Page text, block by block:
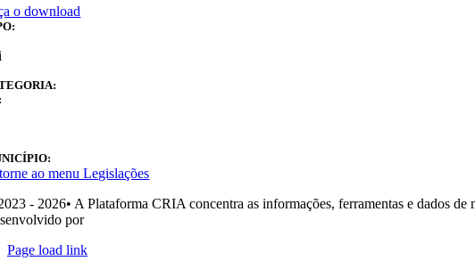
o download
ao menu Legislações
- 2026• A Plataforma CRIA concentra as informações, ferramentas e dados
por
Page load link